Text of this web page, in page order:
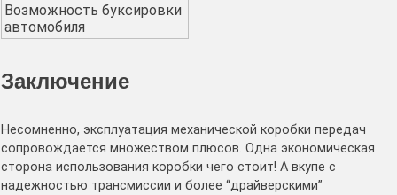
Возможность буксировки
автомобиля
Заключение
Несомненно, эксплуатация механической коробки передач
сопровождается множеством плюсов. Одна экономическая
сторона использования коробки чего стоит! А вкупе с
надежностью трансмиссии и более “драйверскими”